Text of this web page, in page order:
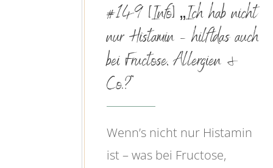
#149 [Info] „Ich hab nicht
nur Histamin – hilft das auch
bei Fructose, Allergien &
Co.?“
Wenn’s nicht nur Histamin
ist – was bei Fructose,